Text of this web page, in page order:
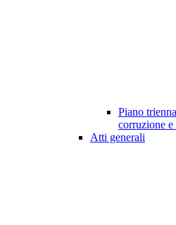
Piano
corruzione
Atti generali